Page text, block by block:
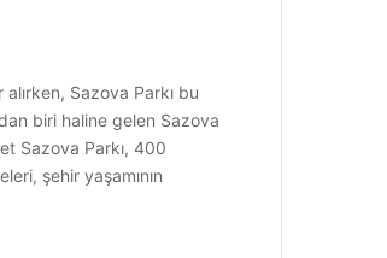
Sazova Parkı bu
biri haline gelen Sazova
Sazova Parkı, 400
şehir yaşamının